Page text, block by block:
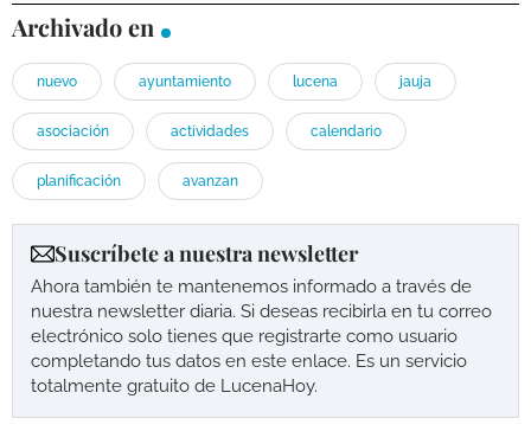
Archivado en
nuevo ayuntamiento lucena jauja
asociación actividades calendario
planificación avanzan
Suscríbete a nuestra newsletter
Ahora también te mantenemos informado a través de
nuestra newsletter diaria. Si deseas recibirla en tu correo
electrónico solo tienes que registrarte como usuario
completando tus datos en este enlace. Es un servicio
totalmente gratuito de LucenaHoy.